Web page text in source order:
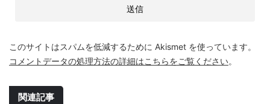
このサイトはスパムを低減するために Akismet を使っています。
コメントデータの処理方法の詳細はこちらをご覧ください。
関連記事